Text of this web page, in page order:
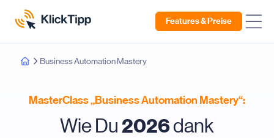
Features & Preise
Business Automation Mastery
MasterClass „Business Automation Mastery“:
Wie Du2026dank